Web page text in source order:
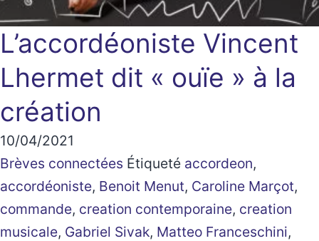
L’accordéoniste Vincent
Lhermet dit « ouïe » à la
création
10/04/2021
Brèves connectées Étiqueté accordeon,
accordéoniste, Benoit Menut, Caroline Marçot,
commande, creation contemporaine, creation
musicale, Gabriel Sivak, Matteo Franceschini,